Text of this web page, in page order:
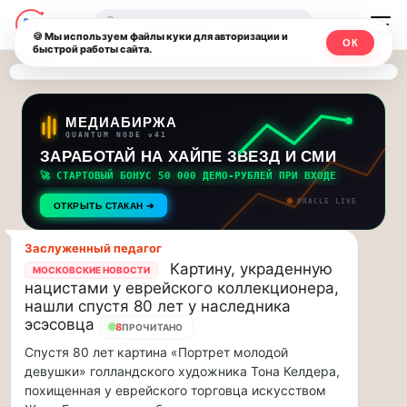
Последние
новости
и
обновления
потока:
Друзья,
приглашаем
на
музыкальную
прогулку
по
Москве
Чайковского!…
приглашаем
на
музыкальную
Москвичи.net
—
Главный
столичный
чат-
мессенджер,
новости
и
инсайды
Москвы
🔍
МЕДИАБИРЖА
QUANTUM NODE v41
ЗАРАБОТАЙ НА ХАЙПЕ ЗВЕЗД И СМИ
🚀 СТАРТОВЫЙ БОНУС 50 000 ДЕМО-РУБЛЕЙ ПРИ ВХОДЕ
ОТКРЫТЬ СТАКАН ➔ ORACLE LIVE
Заслуженный педагог
МОСКОВСКИЕ НОВОСТИ
Картину, украденную
нацистами у еврейского коллекционера,
нашли спустя 80 лет у наследника
эсэсовца
8ПРОЧИТАНО
Спустя 80 лет картина «Портрет молодой
девушки» голландского художника Тона Келдера,
похищенная у еврейского торговца искусством
🍪 Мы используем файлы куки для авторизации и
быстрой работы сайта.
ОК